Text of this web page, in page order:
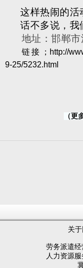
这样热闹的活
话不多说，我
地址：邯郸
链接； http://
9-25/5232.html
（更
关
劳务派遣
人力资源